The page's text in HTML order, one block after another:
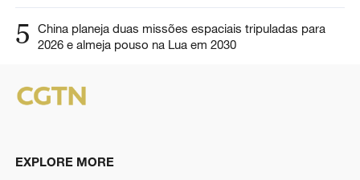
5
China planeja duas missões espaciais tripuladas para
2026 e almeja pouso na Lua em 2030
EXPLORE MORE